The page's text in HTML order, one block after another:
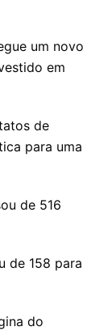
um novo
em
de
para uma
de 516
de 158 para
do